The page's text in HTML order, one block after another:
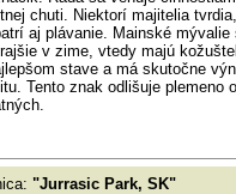
chuti. Niektorí majitelia
aj plávanie. Mainské mývalie
v zime, vtedy majú
stave a má skutočne
Tento znak odlišuje plemeno
"Jurrasic Park, SK"